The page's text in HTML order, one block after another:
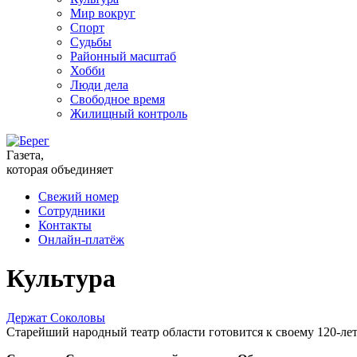
Мир вокруг
Спорт
Судьбы
Районный масштаб
Хобби
Люди дела
Свободное время
Жилищный контроль
Газета,
которая объединяет
Свежий номер
Сотрудники
Контакты
Онлайн-платёж
Культура
Держат Соколовы
Старейший народный театр области готовится к своему 120-